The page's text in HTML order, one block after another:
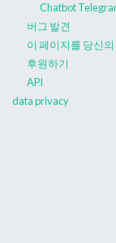
Chatbot
버그 발견
이 페이지를 당신
후원하기
API
data privacy